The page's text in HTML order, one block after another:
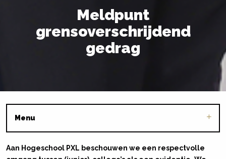
Meldpunt
grensoverschrijdend
gedrag
Menu
Aan Hogeschool PXL beschouwen we een respectvolle